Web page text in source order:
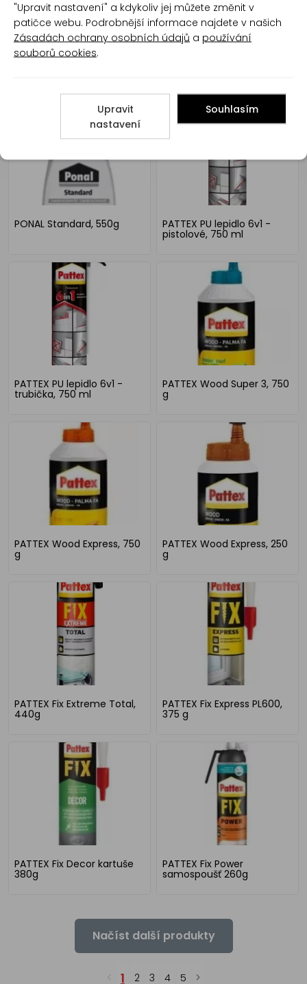
PONAL Standard, 550g PATTEX PU lepidlo 6v1 -
pistolové, 750 ml
PATTEX PU lepidlo 6v1 -
trubička, 750 ml
PATTEX Wood Super 3, 750
g
PATTEX Wood Express, 750
g
PATTEX Wood Express, 250
g
PATTEX Fix Extreme Total,
440g
PATTEX Fix Express PL600,
375 g
PATTEX Fix Decor kartuše
380g
PATTEX Fix Power
samospoušť 260g
Načíst další produkty
1 2 3 4 5
"Upravit nastavení" a kdykoliv jej můžete změnit v
patičce webu. Podrobnější informace najdete v našich
Zásadách ochrany osobních údajů a používání
souborů cookies.
Upravit
nastavení
Souhlasím